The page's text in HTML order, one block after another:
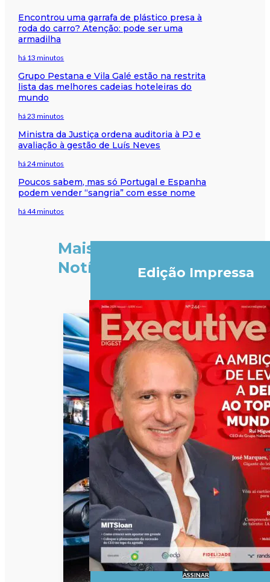
Encontrou uma garrafa de plástico presa à
roda do carro? Atenção: pode ser uma
armadilha
há 13 minutos
Grupo Pestana e Vila Galé estão na restrita
lista das melhores cadeias hoteleiras do
mundo
há 23 minutos
Ministra da Justiça ordena auditoria à PJ e
avaliação à gestão de Luís Neves
há 24 minutos
Poucos sabem, mas só Portugal e Espanha
podem vender “sangria” com esse nome
há 44 minutos
Mais
Notícias
Edição Impressa
ASSINAR